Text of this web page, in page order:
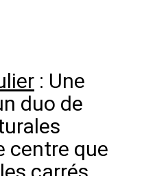
: Une
duo de
centre que